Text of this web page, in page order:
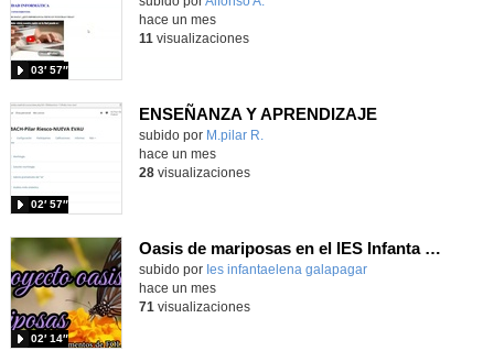
03′ 57″
hace un mes
11 visualizaciones
ENSEÑANZA Y APRENDIZAJE
Contenido educativo.
subido por M.pilar R.
02′ 57″
hace un mes
28visualizaciones
Oasis de mariposas en el IES Infanta Elena
subido por Ies infantaelena galapagar
02′ 14″
-
hace un mes
71 visualizaciones